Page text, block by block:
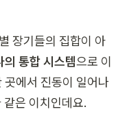
장기들의 집합이 아
의 통합 시스템으로 이
에서 진동이 일어나
은 이치인데요.